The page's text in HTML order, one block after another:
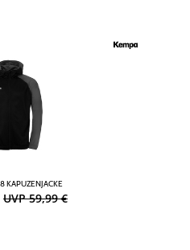
KAPUZENJACKE
UVP 59,99 €